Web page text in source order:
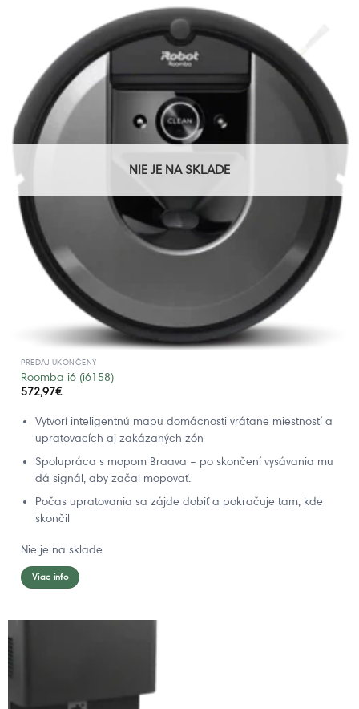
NIE JE NA SKLADE
PREDAJ UKONČENÝ
Roomba i6 (i6158)
572,97€
Vytvorí inteligentnú mapu domácnosti vrátane miestností a
upratovacích aj zakázaných zón
Spolupráca s mopom Braava – po skončení vysávania mu
dá signál, aby začal mopovať.
Počas upratovania sa zájde dobiť a pokračuje tam, kde
skončil
Nie je na sklade
Viac info